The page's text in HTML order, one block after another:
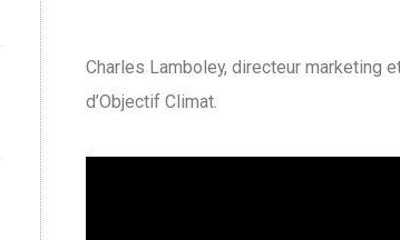
Charles Lamboley, directeur marketing
d’Objectif Climat.